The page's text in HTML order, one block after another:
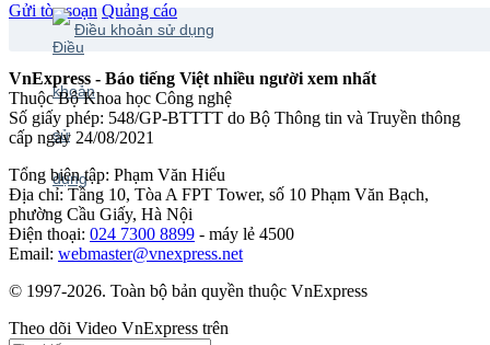
Gửi tòa soạn Quảng cáo
Điều khoản sử dụng
VnExpress - Báo tiếng Việt nhiều người xem nhất
Thuộc Bộ Khoa học Công nghệ
Số giấy phép: 548/GP-BTTTT do Bộ Thông tin và Truyền thông
cấp ngày 24/08/2021
Tổng biên tập: Phạm Văn Hiếu
Địa chỉ: Tầng 10, Tòa A FPT Tower, số 10 Phạm Văn Bạch,
phường Cầu Giấy, Hà Nội
Điện thoại: 024 7300 8899 - máy lẻ 4500
Email: webmaster@vnexpress.net
© 1997-2026. Toàn bộ bản quyền thuộc VnExpress
Theo dõi Video VnExpress trên